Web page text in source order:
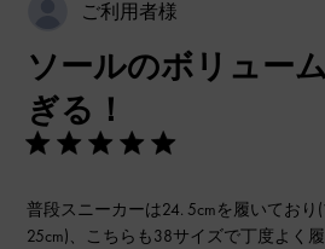
ご利用者様
ソールのボリュー
ぎる！
普段スニーカーは24. 5cmを履いてお
25cm)、こちらも38サイズで丁度よく履